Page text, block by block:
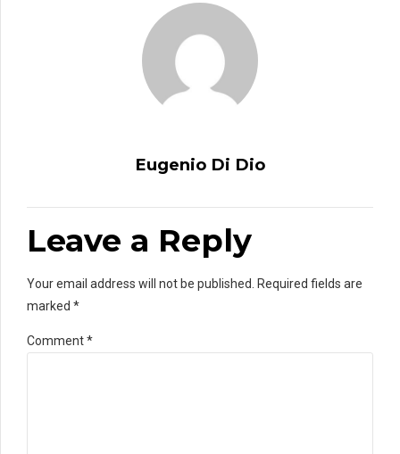
Eugenio Di Dio
Leave a Reply
Your email address will not be published. Required fields are
marked *
Comment*